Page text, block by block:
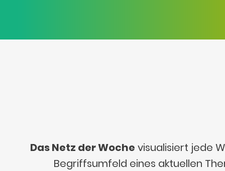
Das Netz der Woche visualisiert jede
Begriffsumfeld eines aktuellen